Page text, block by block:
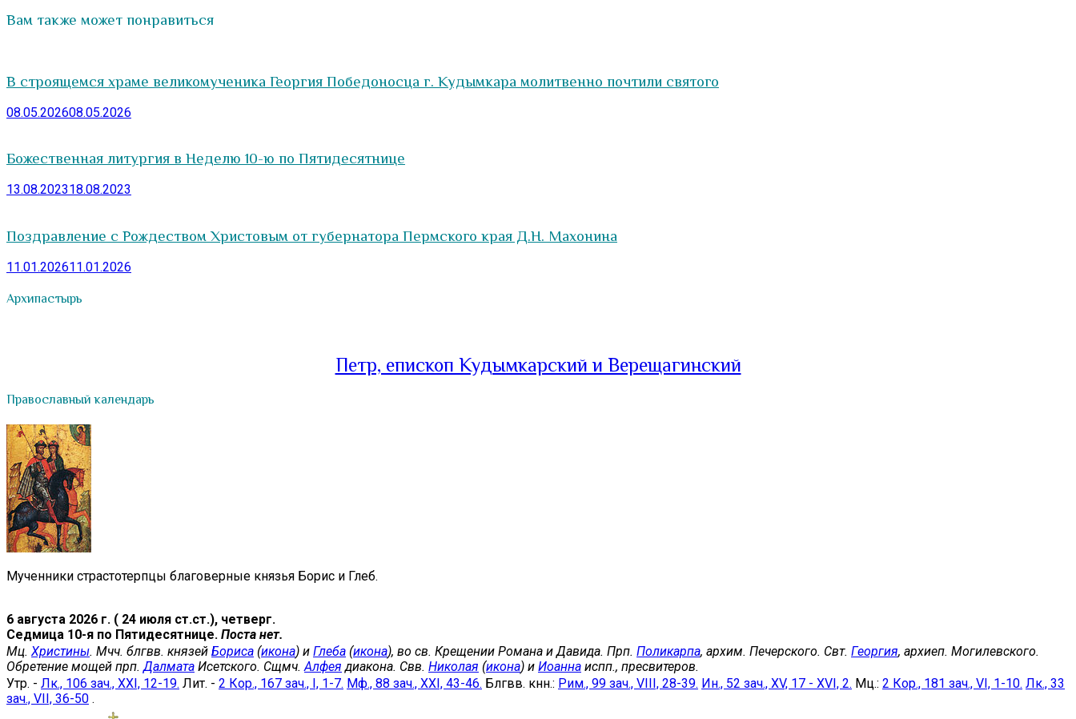
Вам также может понравиться
В строящемся храме великомученика Георгия Победоносца г. Кудымкара молитвенно почтили святого
08.05.202608.05.2026
Божественная литургия в Неделю 10-ю по Пятидесятнице
13.08.202318.08.2023
Поздравление с Рождеством Христовым от губернатора Пермского края Д.Н. Махонина
11.01.202611.01.2026
Архипастырь
Петр, епископ Кудымкарский и Верещагинский
Православный календарь
Мученники страстотерпцы благоверные князья Борис и Глеб.
6 августа 2026 г. ( 24 июля ст.ст.), четверг.
Седмица 10-я по Пятидесятнице. Поста нет.
Мц. Христины. Мчч. блгвв. князей Бориса (икона) и Глеба (икона), во св. Крещении Романа и Давида. Прп. Поликарпа, архим. Печерского. Свт. Георгия, архиеп. Могилевского.
Обретение мощей прп. Далмата Исетского. Сщмч. Алфея диакона. Свв. Николая (икона) и Иоанна испп., пресвитеров.
Утр. - Лк., 106 зач., XXI, 12-19. Лит. - 2 Кор., 167 зач., I, 1-7. Мф., 88 зач., XXI, 43-46. Блгвв. кнн.: Рим., 99 зач., VIII, 28-39. Ин., 52 зач., XV, 17 - XVI, 2. Мц.: 2 Кор., 181 зач., VI, 1-10. Лк., 33
зач., VII, 36-50 .